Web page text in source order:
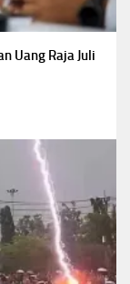
Uang Raja Juli